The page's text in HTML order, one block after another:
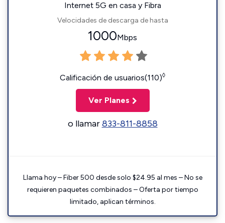
Internet 5G en casa y Fibra
Velocidades de descarga de hasta
1000Mbps
Calificación de usuarios(110)◊
Ver Planes
o llamar833-811-8858
Llama hoy – Fiber 500 desde solo $24.95 al mes – No se
requieren paquetes combinados – Oferta por tiempo
limitado, aplican términos.